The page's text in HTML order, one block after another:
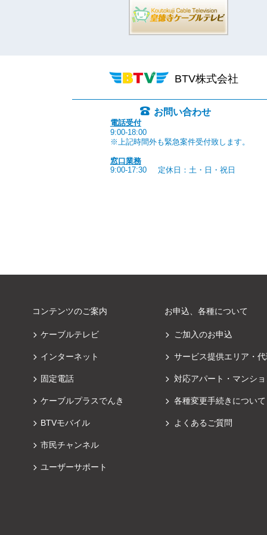
BTV株式会社
お問い合わせ
電話受付
9:00-18:00
※上記時間外も緊急案件受付致します。
窓口業務
9:00-17:30
定休日：土・日・祝日
コンテンツのご案内
ケーブルテレビ
インターネット
固定電話
ケーブルプラスでんき
BTVモバイル
市民チャンネル
ユーザーサポート
お申込、各種について
ご加入のお申込
サービス提供エリア・
対応アパート・マンシ
各種変更手続きについて
よくあるご質問